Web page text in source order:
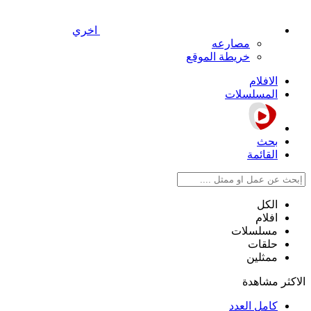
اخري
مصارعه
خريطة الموقع
الافلام
المسلسلات
بحث
القائمة
الكل
افلام
مسلسلات
حلقات
ممثلين
الاكثر مشاهدة
كامل العدد